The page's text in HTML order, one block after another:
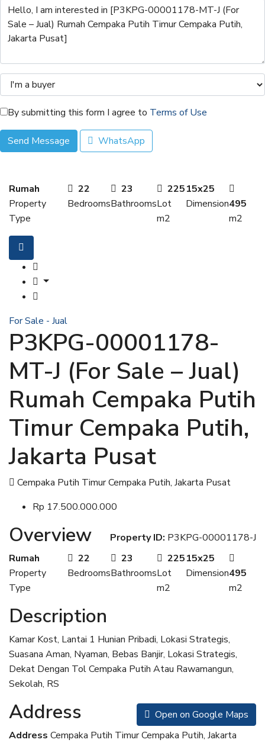
By submitting this form I agree to Terms of Use
Send Message WhatsApp
Rumah
Property
Type
22
Bedrooms
23
Bathrooms
225
Lot
m2
15x25
Dimension495
m2
For Sale - Jual
P3KPG-00001178-
MT-J (For Sale – Jual)
Rumah Cempaka Putih
Timur Cempaka Putih,
Jakarta Pusat
Cempaka Putih Timur Cempaka Putih, Jakarta Pusat
Rp 17.500.000.000
Overview Property ID: P3KPG-00001178-J
Rumah
Property
Type
22
Bedrooms
23
Bathrooms
225
Lot
m2
15x25
Dimension495
m2
Description
Kamar Kost, Lantai 1 Hunian Pribadi, Lokasi Strategis,
Suasana Aman, Nyaman, Bebas Banjir, Lokasi Strategis,
Dekat Dengan Tol Cempaka Putih Atau Rawamangun,
Sekolah, RS
Address
Open on Google Maps
Address Cempaka Putih Timur Cempaka Putih, Jakarta